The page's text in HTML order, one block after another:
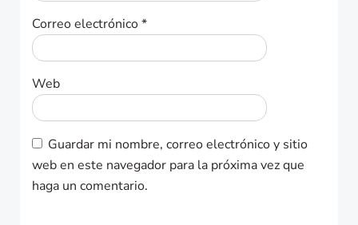
Correo electrónico*
Web
Guardar mi nombre, correo electrónico y sitio
web en este navegador para la próxima vez que
haga un comentario.